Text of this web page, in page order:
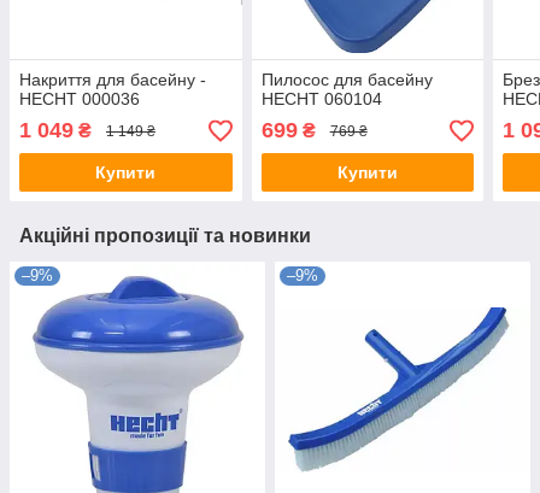
Накриття для басейну -
HECHT 000036
1 049 ₴ 1 149 ₴
Купити
Пилосос для басейну
HECHT 060104
699₴ 769 ₴
Купити
1
Акційні пропозиції та новинки
–9% –9%